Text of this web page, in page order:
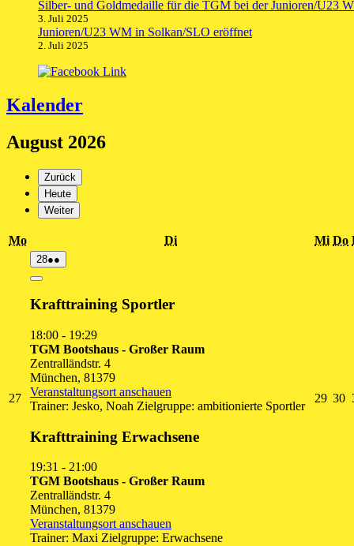
Silber- und Goldmedaille für die TGM bei der Junioren/U23
3. Juli 2025
Junioren/U23 WM in Solkan/SLO eröffnet
2. Juli 2025
Kalender
August 2026
Zurück
Heute
Weiter
MoMontag DiDienstag Mi Do
2727.
Juli
2828.
Juli
●●
Veranstaltungen)
Close
Krafttraining Sportler
18:00 - 19:29
TGM Bootshaus - Großer Raum
Zentralländstr. 4
München, 81379
Veranstaltungsort anschauen
Trainer: Jesko, Noah Zielgruppe: ambitionierte Sportler
Krafttraining Erwachsene
19:31 - 21:00
TGM Bootshaus - Großer Raum
Zentralländstr. 4
München, 81379
Veranstaltungsort anschauen
Trainer: Maxi Zielgruppe: Erwachsene
2929.
30